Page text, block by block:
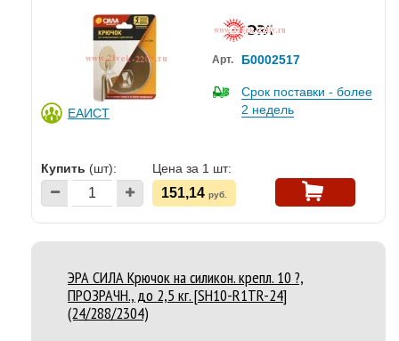
ЕАИСТ
Арт. Б0002517
Срок поставки - более
2 недель
Купить (шт): Цена за 1 шт:
151,14 руб.
ЭРА СИЛА Крючок на силикон. крепл. 10 ?,
ПРОЗРАЧН., до 2,5 кг. [SH10-R1TR-24]
(24/288/2304)